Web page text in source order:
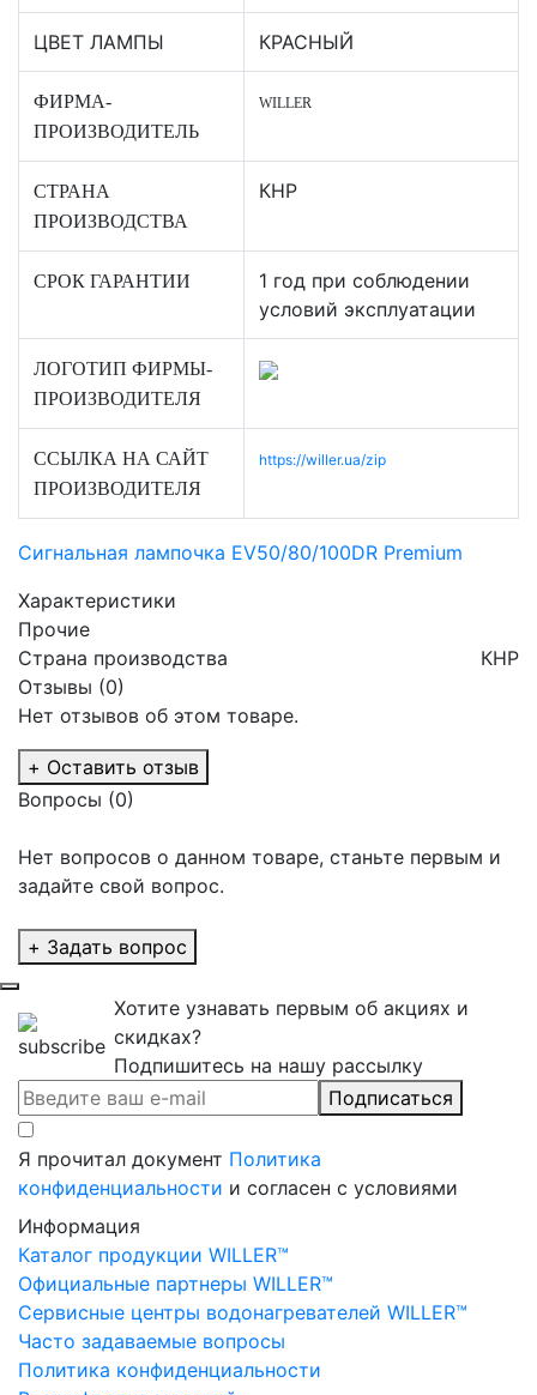
ЦВЕТ ЛАМПЫ КРАСНЫЙ
ФИРМА-
ПРОИЗВОДИТЕЛЬ
WILLER
СТРАНА
ПРОИЗВОДСТВА
КНР
СРОК ГАРАНТИИ
1 год при соблюдении
условий эксплуатации
ЛОГОТИП ФИРМЫ-
ПРОИЗВОДИТЕЛЯ
ССЫЛКА НА САЙТ
ПРОИЗВОДИТЕЛЯ
https://willer.ua/zip
Сигнальная лампочка EV50/80/100DR Premium
Характеристики
Прочие
Страна производства
КНР
Отзывы (0)
Нет отзывов об этом товаре.
+ Оставить отзыв
Вопросы (0)
Нет вопросов о данном товаре, станьте первым и
задайте свой вопрос.
+ Задать вопрос
Хотите узнавать первым об акциях и
скидках?
Подпишитесь на нашу рассылку
Подписаться
Я прочитал документ Политика
конфиденциальности и согласен с условиями
Информация
Каталог продукции WILLER™
Официальные партнеры WILLER™
Сервисные центры водонагревателей WILLER™
Часто задаваемые вопросы
Политика конфиденциальности